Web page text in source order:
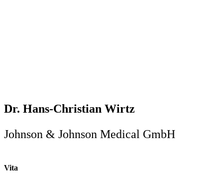
Dr. Hans-Christian Wirtz
Johnson & Johnson Medical GmbH
Vita